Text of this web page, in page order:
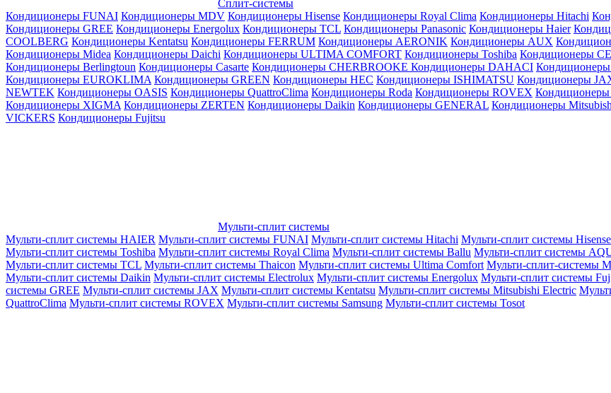
Сплит-системы
Кондиционеры FUNAI Кондиционеры MDV Кондиционеры Hisense Кондиционеры Royal Clima Кондиционеры Hitachi
Кондиционеры GREE Кондиционеры Energolux Кондиционеры TCL Кондиционеры Panasonic Кондиционеры Haier
СOOLBERG Кондиционеры Kentatsu Кондиционеры FERRUM Кондиционеры AERONIK Кондиционеры AUX
Кондиционеры Midea Кондиционеры Daichi Кондиционеры ULTIMA COMFORT Кондиционеры Toshiba Кондиционеры
Кондиционеры Berlingtoun Кондиционеры Casarte Кондиционеры CHERBROOKE Кондиционеры DAHACI
Кондиционеры EUROKLIMA Кондиционеры GREEN Кондиционеры HEC Кондиционеры ISHIMATSU Кондиционеры
NEWTEK Кондиционеры OASIS Кондиционеры QuattroClima Кондиционеры Roda Кондиционеры ROVEX Кондиционеры
Кондиционеры XIGMA Кондиционеры ZERTEN Кондиционеры Daikin Кондиционеры GENERAL Кондиционеры
VICKERS Кондиционеры Fujitsu
Мульти-сплит системы
Мульти-сплит системы HAIER Мульти-сплит системы FUNAI Мульти-сплит системы Hitachi Мульти-сплит системы Hisense
Мульти-сплит системы Toshiba Мульти-сплит системы Royal Clima Мульти-сплит системы Ballu Мульти-сплит системы
Мульти-сплит системы TCL Мульти-сплит системы Thaicon Мульти-сплит системы Ultima Comfort Мульти-сплит-системы
Мульти-сплит системы Daikin Мульти-сплит системы Electrolux Мульти-сплит системы Energolux Мульти-сплит системы
системы GREE Мульти-сплит системы JAX Мульти-сплит системы Kentatsu Мульти-сплит системы Mitsubishi Electric
QuattroClima Мульти-сплит системы ROVEX Мульти-сплит системы Samsung Мульти-сплит системы Tosot